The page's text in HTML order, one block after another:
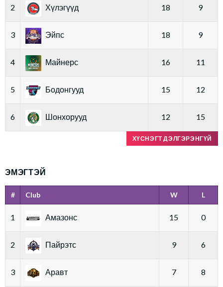
2 Хүлэгүүд 18 9
3 Эйпс 18 9
4 Майнерс 16 11
5 Бодонгууд 15 12
6 Шонхорууд 12 15
ХҮСНЭГТ ДЭЛГЭРЭНГҮЙ
ЭМЭГТЭЙ
# Club W L
1 Амазонс 15 0
2 Пайрэтс 9 6
3 Аравт 7 8